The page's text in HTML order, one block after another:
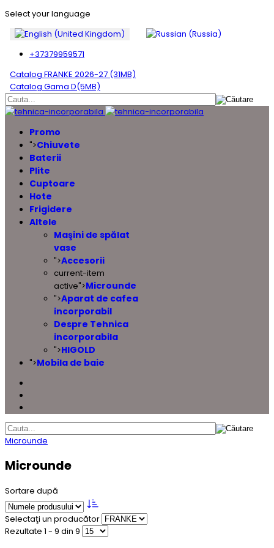
Select your language
+37379959571
Catalog FRANKE 2026-27 (31MB)
Catalog Gama D(5MB)
Promo
">Chiuvete
Baterii
Plite
Cuptoare
Hote
Frigidere
Altele
Maşini de spălat
vase
">Accesorii
current-item
active">Microunde
">Aparat de cafea
incorporabil
Despre Tehnica
incorporabila
">HIGOLD
">Mobila de baie
Microunde
Microunde
Sortare după
Selectaţi un producător
Rezultate 1 - 9 din 9